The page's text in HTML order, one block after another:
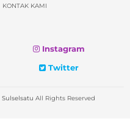
KONTAK KAMI
Instagram
Twitter
Sulselsatu All Rights Reserved